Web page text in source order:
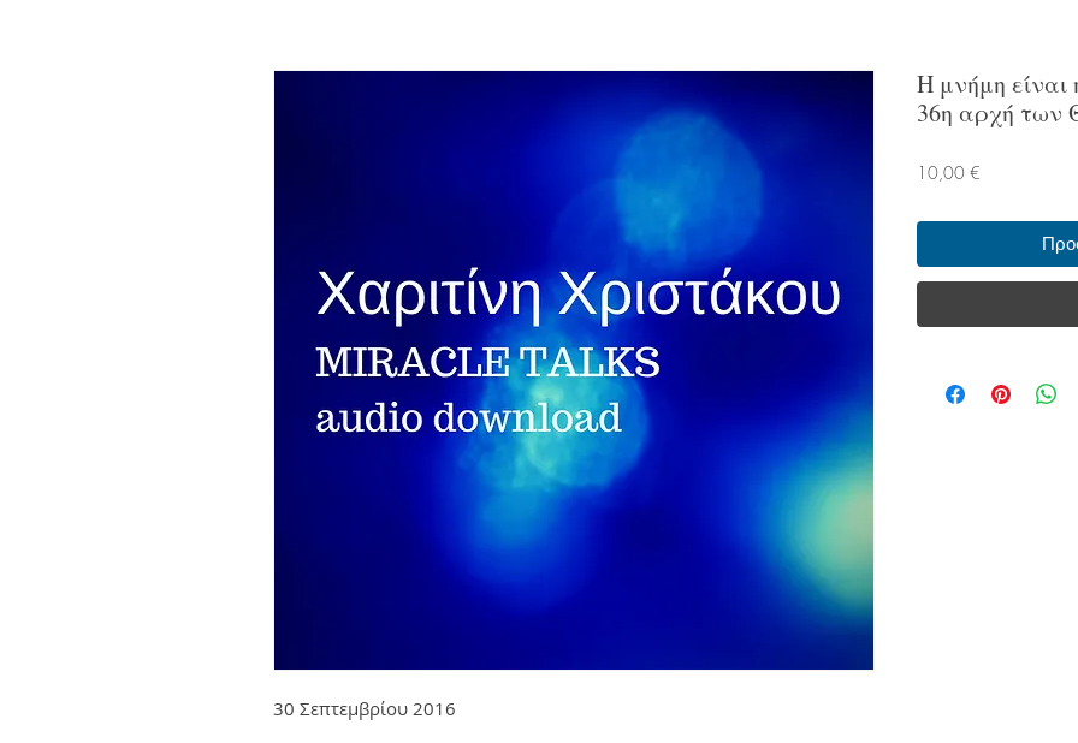
30 Σεπτεμβρίου 2016
H μνήμη
36η αρχή των
10,00 €